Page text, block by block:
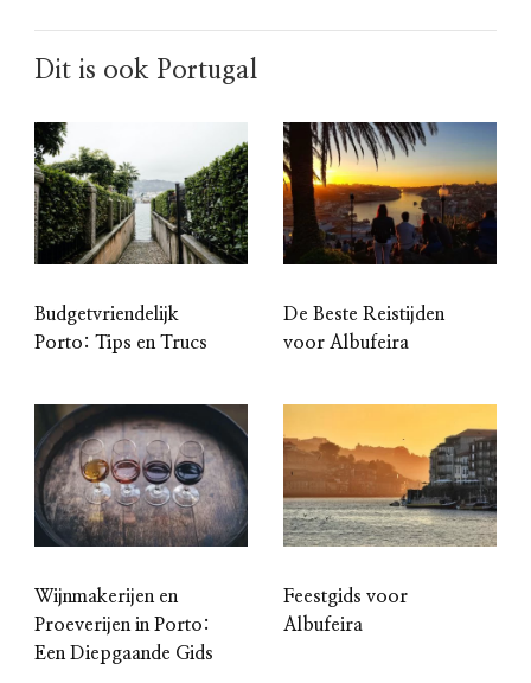
Dit is ook Portugal
Budgetvriendelijk
Porto: Tips en Trucs
De Beste Reistijden
voor Albufeira
Wijnmakerijen en
Proeverijen in Porto:
Een Diepgaande Gids
Feestgids voor
Albufeira